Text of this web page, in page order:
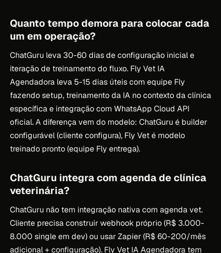
Quanto tempo demora para colocar cada
um em operação?
ChatGuru leva 30-60 dias de configuração inicial e
iteração de treinamento do fluxo. Fly Vet IA
Agendadora leva 5-15 dias úteis com equipe Fly
fazendo setup, treinamento da IA no contexto da clínica
específica e integração com WhatsApp Cloud API
oficial. A diferença vem do modelo: ChatGuru é builder
configurável (cliente configura), Fly Vet é modelo
treinado pronto (equipe Fly entrega).
ChatGuru integra com agenda de clínica
veterinária?
ChatGuru não tem integração nativa com agenda vet.
Cliente precisa construir webhook próprio (R$ 3.000-
8.000 single em dev) ou usar Zapier (R$ 60-200/mês
adicional + configuração). Fly Vet IA Agendadora tem